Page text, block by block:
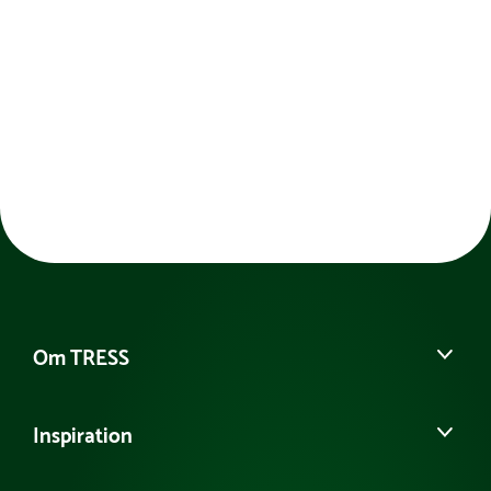
Om TRESS
Vores historie
Inspiration